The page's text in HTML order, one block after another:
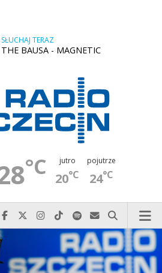
SŁUCHAJ TERAZ
THE BAUSA - MAGNETIC
°C jutro
20°C
pojutrze
24°C
Najlepiej po prostu do nas zadzwoń
Odwiedź nas na Facebook-u
Odwiedź nas na X
Odwiedź nas na Instagram-ie
Odwiedź nas na TikTok-u
Szukaj nas na Spotify
Wyślij do nas
Szukaj